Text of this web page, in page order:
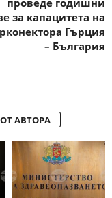
за капацитета на
Гърция
– България
АВТОРА